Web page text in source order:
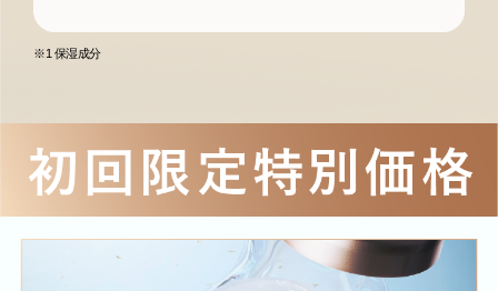
※1 保湿成分